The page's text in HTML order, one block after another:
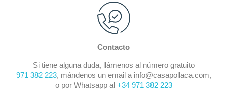
Contacto
Si tiene alguna duda, llámenos al número gratuito
971 382 223, mándenos un email a info@casapollaca.com,
o por Whatsapp al +34 971 382 223